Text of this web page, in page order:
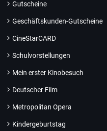
Gutscheine
Geschäftskunden-Gutscheine
CineStarCARD
Schulvorstellungen
Mein erster Kinobesuch
Deutscher Film
Metropolitan Opera
Kindergeburtstag